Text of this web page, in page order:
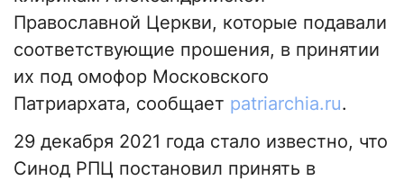
Православной Церкви, которые подавали
соответствующие прошения, в принятии
их под омофор Московского
Патриархата, сообщает patriarchia.ru.
29 декабря 2021 года стало известно, что
Синод РПЦ постановил принять в